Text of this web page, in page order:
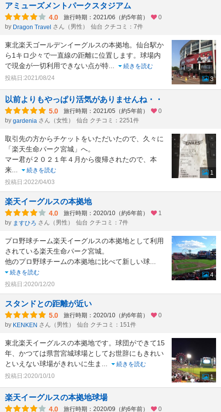
アミューズメントパークスタジアム
4.0 旅行時期：2021/06（約5年前）
0
by Dragon Travel さん（男性） 仙台 クチコミ：7件
東北楽天ゴールデンイーグルスの本拠地。仙台駅か
ら1キロ少々で一直線の距離に位置します。球場内
で現金が一切利用できない点が特
続きを読む
投稿日:2021/08/24
3
以前よりもやっぱり活気がありませんね・・
5.0 旅行時期：2021/05（約5年前）
0
by gardenia さん（女性） 仙台 クチコミ：2251件
取引先の方からチケットをいただいたので、久々に
「楽天生命パーク宮城」へ。
マー君が２０２１年４月から復帰されたので、本
来
続きを読む
投稿日:2022/04/03
1
楽天イーグルスの本拠地
4.0 旅行時期：2020/10（約6年前）
1
by ますひろ さん（男性） 仙台 クチコミ：7件
プロ野球チーム楽天イーグルスの本拠地として利用
されている楽天生命パーク宮城。
他のプロ野球チームの本拠地に比べて新しい球
続きを読む
投稿日:2020/12/20
4
スタンドとの距離が近い
5.0 旅行時期：2020/10（約6年前）
0
by KENKEN さん（男性） 仙台 クチコミ：151件
東北楽天イーグルスの本拠地です。球団ができて15
年、かつては県営宮城球場としてお世辞にもきれい
といえない球場がきれいに生ま
続きを読む
投稿日:2020/10/10
1
楽天イーグルスの本拠地球場
4.0 旅行時期：2020/09（約6年前）
0